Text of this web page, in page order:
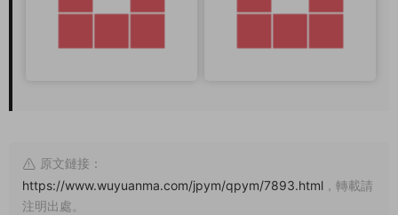
原文鏈接：
https://www.wuyuanma.com/jpym/qpym/7893.html ，轉載請
注明出處。